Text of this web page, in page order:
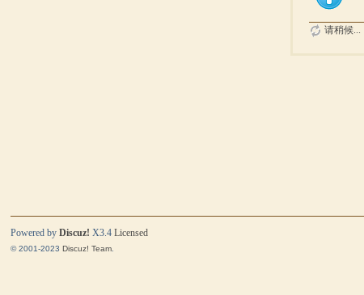
请稍候...
Powered byDiscuz! X3.4 Licensed
© 2001-2023Discuz! Team